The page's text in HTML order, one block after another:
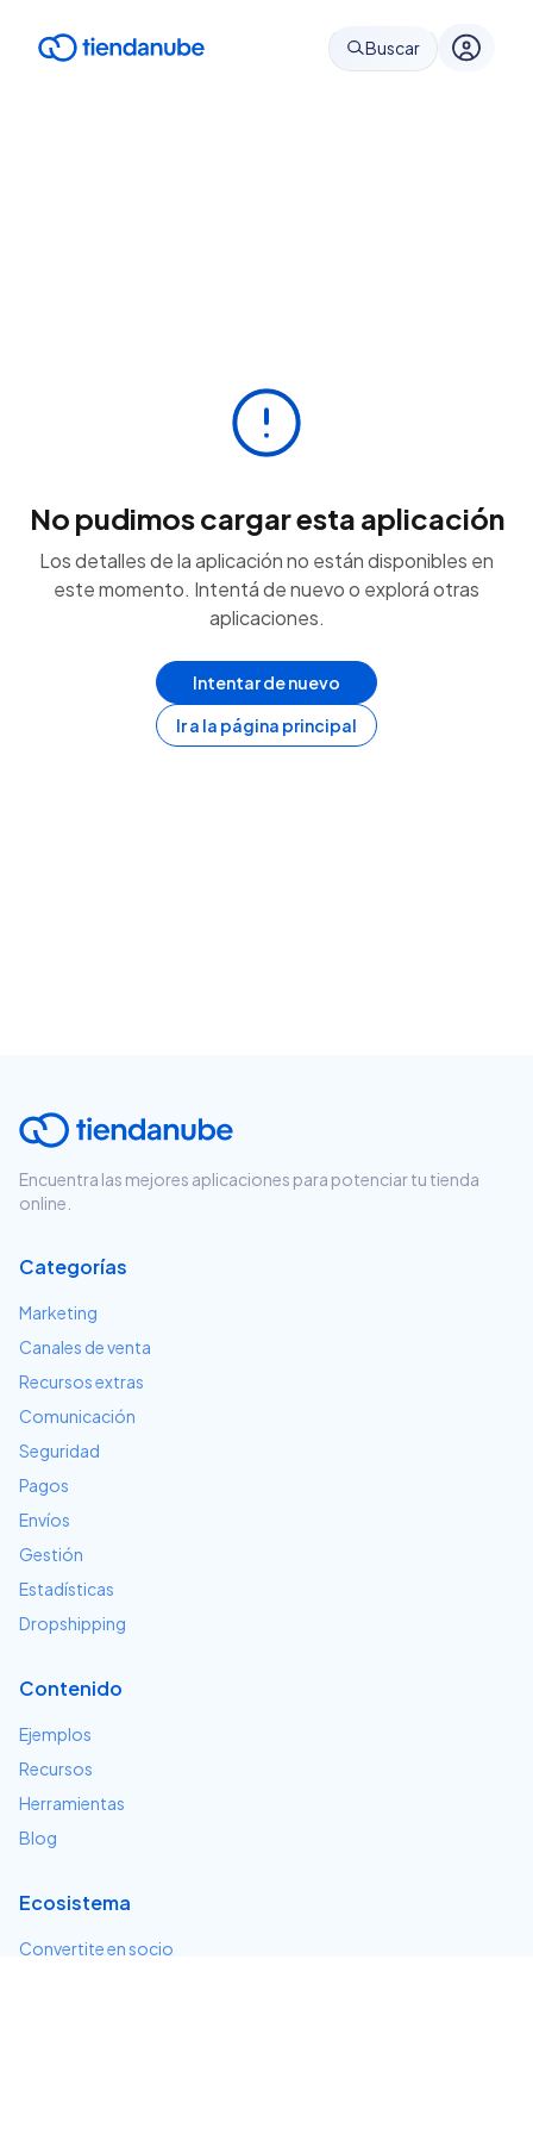
Buscar
No pudimos cargar esta aplicación
Los detalles de la aplicación no están disponibles en
este momento. Intentá de nuevo o explorá otras
aplicaciones.
Intentar de nuevo
Ir a la página principal
Encuentra las mejores aplicaciones para potenciar tu tienda
online.
Categorías
Marketing
Canales de venta
Recursos extras
Comunicación
Seguridad
Pagos
Envíos
Gestión
Estadísticas
Dropshipping
Contenido
Ejemplos
Recursos
Herramientas
Blog
Ecosistema
Convertite en socio